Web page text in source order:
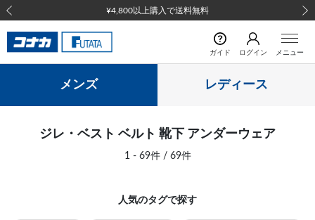
前の画像
ガイド ログイン メニュー
メンズ レディース
ジレ・ベスト ベルト 靴下 アンダーウェア
1 - 69件 / 69件
人気のタグで探す